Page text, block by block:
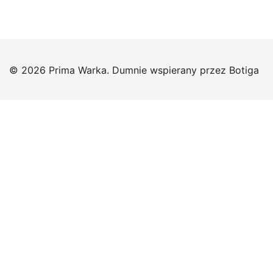
© 2026 Prima Warka. Dumnie wspierany przez Botiga